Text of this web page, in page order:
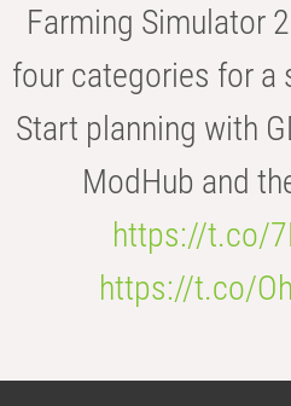
Farming Simulator
four categories for a
Start planning with
ModHub and
https://t.co/
https://t.co/